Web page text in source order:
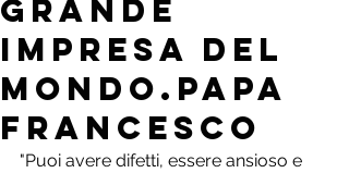
grande
impresa del
mondo.PAPA
FRANCESCO
"Puoi avere difetti, essere ansioso e